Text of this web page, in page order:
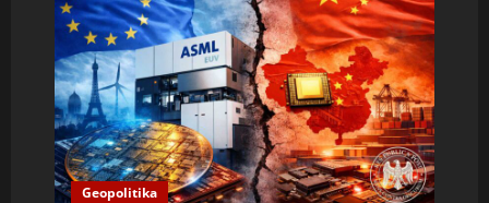
vidi
čovjeka
nego
ime:
slučaj
Dražena
Mikulića
i
15
godina
pravosudne
sljepoće
Geopolitika